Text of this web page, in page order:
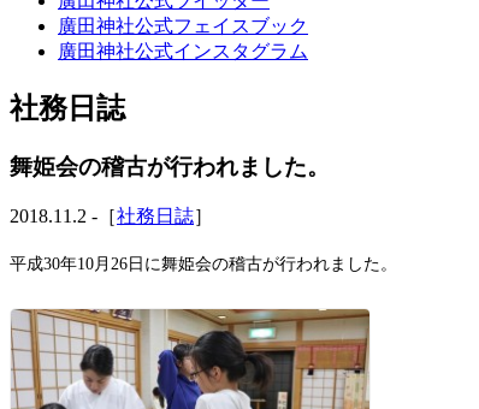
廣田神社公式フェイスブック
廣田神社公式インスタグラム
社務日誌
舞姫会の稽古が行われました。
2018.11.2 -［社務日誌］
平成30年10月26日に舞姫会の稽古が行われました。